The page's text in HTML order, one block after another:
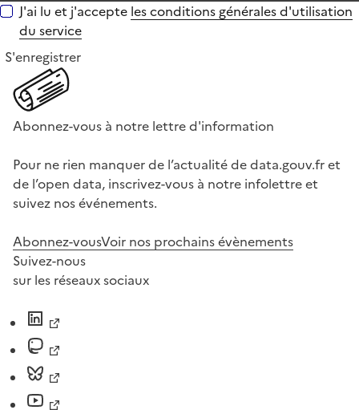
J'ai lu et j'accepte les conditions générales d'utilisation
du service
S'enregistrer
Abonnez-vous à notre lettre d'information
Pour ne rien manquer de l’actualité de data.gouv.fr et
de l’open data, inscrivez-vous à notre infolettre et
suivez nos événements.
Abonnez-vousVoir nos prochains évènements
Suivez-nous
sur les réseaux sociaux